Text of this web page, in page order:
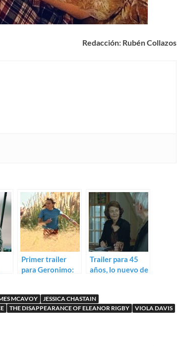
Redacción: Rubén Collazos
Primer trailer
para Geronimo:
Gatlif
Trailer para 45
años, lo nuevo de
MCAVOY
JESSICA CHASTAIN
THE DISAPPEARANCE OF ELEANOR RIGBY
VIOLA DAVIS